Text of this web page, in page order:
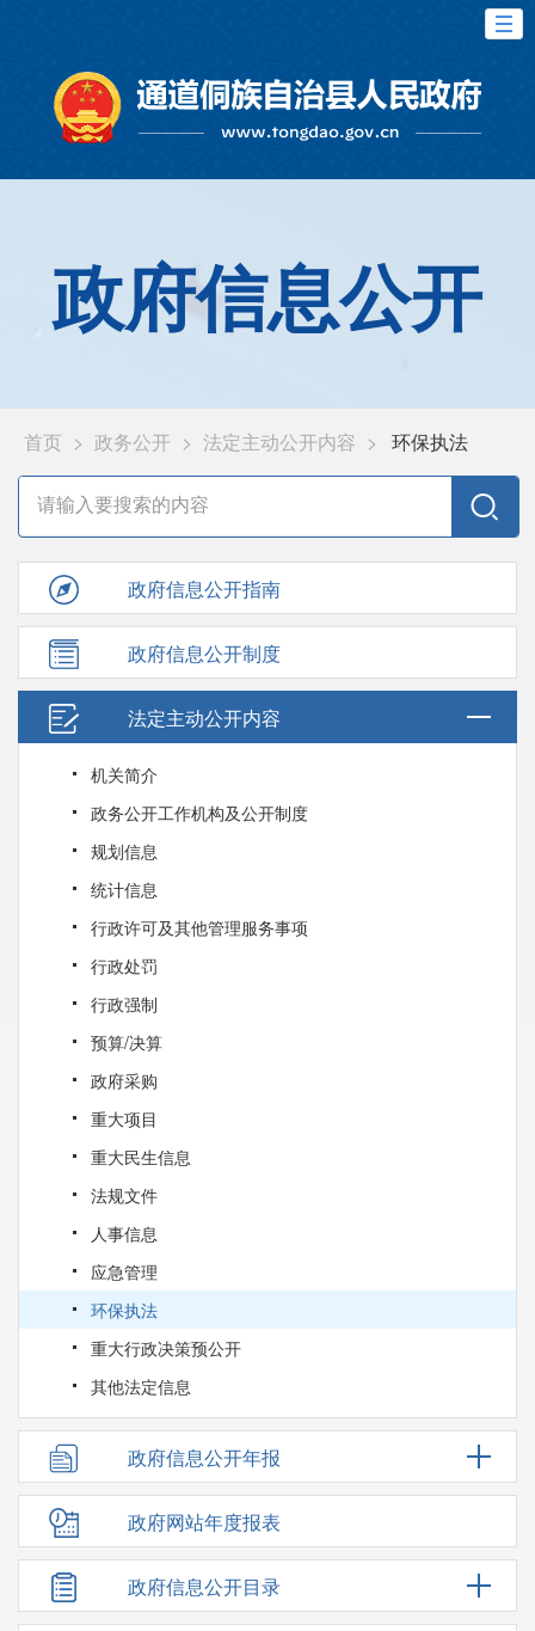
政府信息公开
首页 > 政务公开 > 法定主动公开内容 > 环保执法
政府信息公开指南
政府信息公开制度
法定主动公开内容
机关简介
政务公开工作机构及公开制度
规划信息
统计信息
行政许可及其他管理服务事项
行政处罚
行政强制
预算/决算
政府采购
重大项目
重大民生信息
法规文件
人事信息
应急管理
环保执法
重大行政决策预公开
其他法定信息
政府信息公开年报
政府网站年度报表
政府信息公开目录